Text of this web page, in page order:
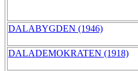
DALABYGDEN (1946)
DALADEMOKRATEN (1918)